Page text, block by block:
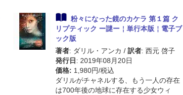
粉々になった鏡のカケラ 第１篇 ク
リプティック ー謎ー￤単行本版￤電子ブ
ック版
著者: ダリル・アンカ /訳者: 西元 啓子
発行日 : 2019年08月20日
価格: 1,980円/税込
ダリルがチャネルする、もう一人の存在
は700年後の地球に存在する少女ウィ